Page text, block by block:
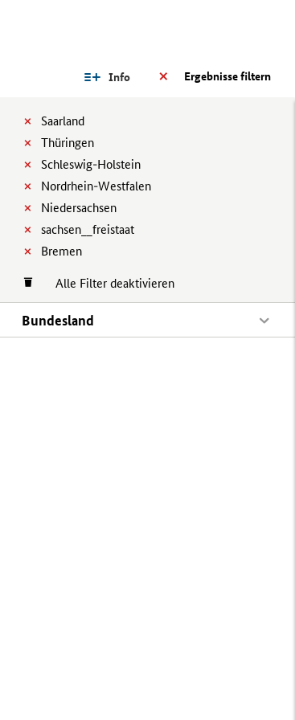
Ergebnisse filtern
Info
Saarland
Thüringen
Schleswig-Holstein
Nordrhein-Westfalen
Niedersachsen
sachsen__freistaat
Bremen
Alle Filter deaktivieren
Bundesland